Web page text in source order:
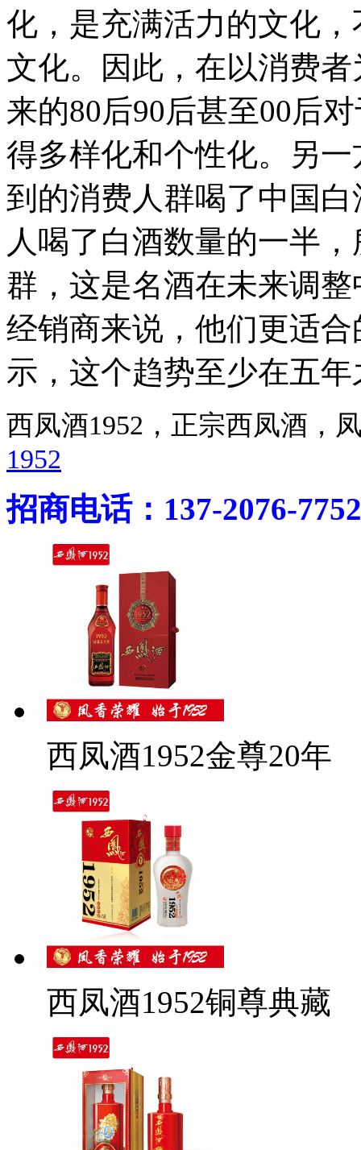
化，是充满活力的文化
文化。因此，在以消费
来的80后90后甚至00后
得多样化和个性化。另
到的消费人群喝了中国
人喝了白酒数量的一半
群，这是名酒在未来调
经销商来说，他们更适
示，这个趋势至少在五
西凤酒1952，正宗西凤酒
1952
招商电话：137-2076-7752
西凤酒1952金尊20年
西凤酒1952铜尊典藏